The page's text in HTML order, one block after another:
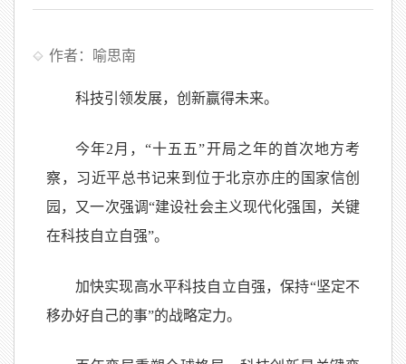
作者：喻思南
科技引领发展，创新赢得未来。
今年2月，“十五五”开局之年的首次地方考
察，习近平总书记来到位于北京亦庄的国家信创
园，又一次强调“建设社会主义现代化强国，关键
在科技自立自强”。
加快实现高水平科技自立自强，保持“坚定不
移办好自己的事”的战略定力。